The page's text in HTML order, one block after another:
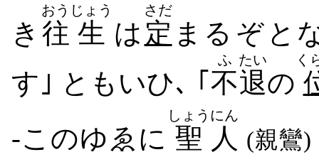
き 往
おう
生
じょう
は 定
さだ
まる​ぞ​と
す｣ とも​いひ､ ｢ 不
ふ
退
たい
の
く
-この​ゆゑに 聖
しょう
人
にん
(親鸞)